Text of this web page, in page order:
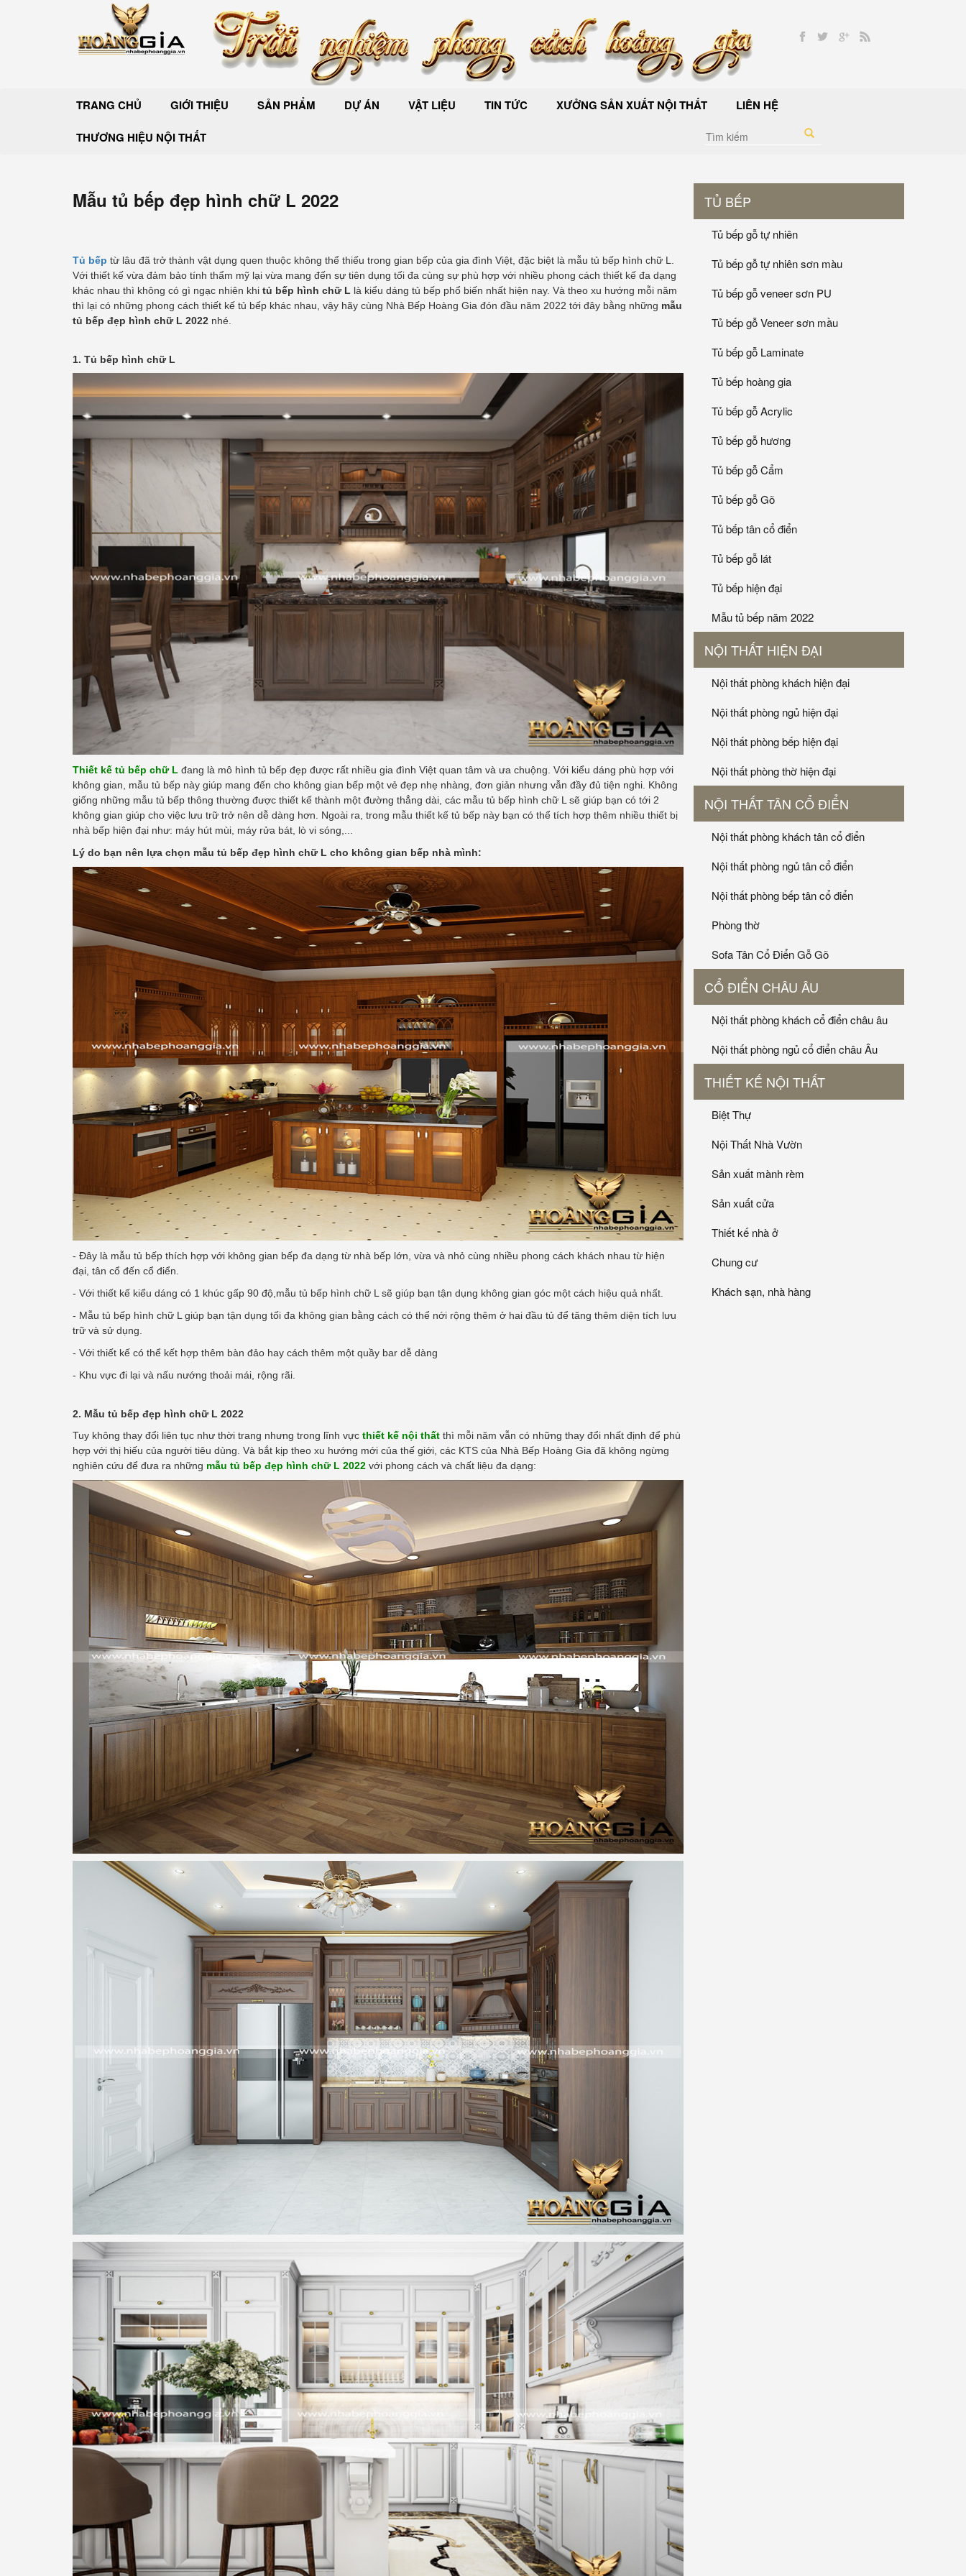
TRANG CHỦ GIỚI THIỆU SẢN PHẨM DỰ ÁN VẬT LIỆU TIN TỨC XƯỞNG SẢN XUẤT NỘI THẤT LIÊN HỆ
THƯƠNG HIỆU NỘI THẤT
Mẫu tủ bếp đẹp hình chữ L 2022
Tủ bếp từ lâu đã trở thành vật dụng quen thuộc không thể thiếu trong gian bếp của gia đình Việt, đặc biệt là mẫu tủ bếp hình chữ L.
Với thiết kế vừa đảm bảo tính thẩm mỹ lại vừa mang đến sự tiên dụng tối đa cùng sự phù hợp với nhiều phong cách thiết kế đa dạng
khác nhau thì không có gì ngạc nhiên khi tủ bếp hình chữ L là kiểu dáng tủ bếp phổ biến nhất hiện nay. Và theo xu hướng mỗi năm
thì lại có những phong cách thiết kế tủ bếp khác nhau, vậy hãy cùng Nhà Bếp Hoàng Gia đón đầu năm 2022 tới đây bằng những mẫu
tủ bếp đẹp hình chữ L 2022 nhé.
1. Tủ bếp hình chữ L
Thiết kế tủ bếp chữ L đang là mô hình tủ bếp đẹp được rất nhiều gia đình Việt quan tâm và ưa chuộng. Với kiểu dáng phù hợp với
không gian, mẫu tủ bếp này giúp mang đến cho không gian bếp một vẻ đẹp nhẹ nhàng, đơn giản nhưng vẫn đầy đủ tiện nghi. Không
giống những mẫu tủ bếp thông thường được thiết kế thành một đường thẳng dài, các mẫu tủ bếp hình chữ L sẽ giúp bạn có tới 2
không gian giúp cho việc lưu trữ trở nên dễ dàng hơn. Ngoài ra, trong mẫu thiết kế tủ bếp này bạn có thể tích hợp thêm nhiều thiết bị
nhà bếp hiện đại như: máy hút mùi, máy rửa bát, lò vi sóng,...
Lý do bạn nên lựa chọn mẫu tủ bếp đẹp hình chữ L cho không gian bếp nhà mình:
- Đây là mẫu tủ bếp thích hợp với không gian bếp đa dạng từ nhà bếp lớn, vừa và nhỏ cùng nhiều phong cách khách nhau từ hiện
đại, tân cổ đến cổ điển.
- Với thiết kế kiểu dáng có 1 khúc gấp 90 độ,mẫu tủ bếp hình chữ L sẽ giúp bạn tận dụng không gian góc một cách hiệu quả nhất.
- Mẫu tủ bếp hình chữ L giúp bạn tận dụng tối đa không gian bằng cách có thể nới rộng thêm ở hai đầu tủ để tăng thêm diện tích lưu
trữ và sử dụng.
- Với thiết kế có thể kết hợp thêm bàn đảo hay cách thêm một quầy bar dễ dàng
- Khu vực đi lại và nấu nướng thoải mái, rộng rãi.
2. Mẫu tủ bếp đẹp hình chữ L 2022
Tuy không thay đổi liên tục như thời trang nhưng trong lĩnh vực thiết kế nội thất thì mỗi năm vẫn có những thay đổi nhất định để phù
hợp với thị hiếu của người tiêu dùng. Và bắt kịp theo xu hướng mới của thế giới, các KTS của Nhà Bếp Hoàng Gia đã không ngừng
nghiên cứu để đưa ra những mẫu tủ bếp đẹp hình chữ L 2022 với phong cách và chất liệu đa dạng:
TỦ BẾP
Tủ bếp gỗ tự nhiên
Tủ bếp gỗ tự nhiên sơn màu
Tủ bếp gỗ veneer sơn PU
Tủ bếp gỗ Veneer sơn mầu
Tủ bếp gỗ Laminate
Tủ bếp hoàng gia
Tủ bếp gỗ Acrylic
Tủ bếp gỗ hương
Tủ bếp gỗ Cẩm
Tủ bếp gỗ Gõ
Tủ bếp tân cổ điển
Tủ bếp gỗ lát
Tủ bếp hiện đại
Mẫu tủ bếp năm 2022
NỘI THẤT HIỆN ĐẠI
Nội thất phòng khách hiện đại
Nội thất phòng ngủ hiện đại
Nội thất phòng bếp hiện đại
Nội thất phòng thờ hiện đại
NỘI THẤT TÂN CỔ ĐIỂN
Nội thất phòng khách tân cổ điển
Nội thất phòng ngủ tân cổ điển
Nội thất phòng bếp tân cổ điển
Phòng thờ
Sofa Tân Cổ Điển Gỗ Gõ
CỔ ĐIỂN CHÂU ÂU
Nội thất phòng khách cổ điển châu âu
Nội thất phòng ngủ cổ điển châu Âu
THIẾT KẾ NỘI THẤT
Biệt Thự
Nội Thất Nhà Vườn
Sản xuất mành rèm
Sản xuất cửa
Thiết kế nhà ở
Chung cư
Khách sạn, nhà hàng